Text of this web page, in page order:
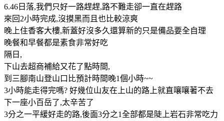
6.46日落,我們只好一路趕趕,路不難走卻一直在趕路
來回2小時完成,沒摸黑而且也比較涼爽
晚上住香客大樓,新蓋好沒多久還算新的只是備品要全自理
晚餐和早餐都是素食非常好吃
隔日,
下山去超商補給又花了點時間,
到三腳南山登山口比預計時間晚1個小時~~
3小時能走得完嗎? 好幾位山友在上山的路上就直嚷嚷著不去
下一座小百岳了,太辛苦了
3分之一平緩好走的路,後面3分之1全部都是陡上岩石非常吃力